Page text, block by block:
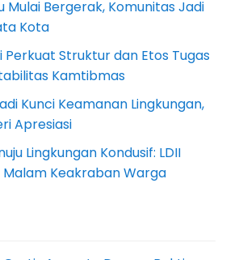
Mulai Bergerak, Komunitas Jadi
Kota
Struktur dan Etos Tugas
Kamtibmas
Kunci Keamanan Lingkungan,
Apresiasi
Lingkungan Kondusif: LDII
Keakraban Warga